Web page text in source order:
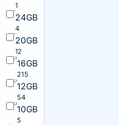
1
24GB
4
20GB
12
16GB
215
12GB
54
10GB
5